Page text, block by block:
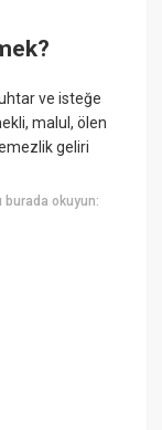
ve isteğe
malul, ölen
geliri
burada okuyun: